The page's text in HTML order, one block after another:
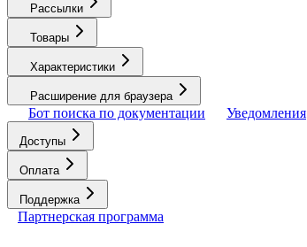
Рассылки
Товары
Характеристики
Расширение для браузера
Бот поиска по документации Уведомления
Доступы
Оплата
Поддержка
Партнерская программа